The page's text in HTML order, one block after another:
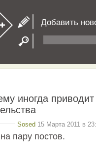
Добавить
иногда приводит
Sosed 15 Марта 2011 в
пару постов.